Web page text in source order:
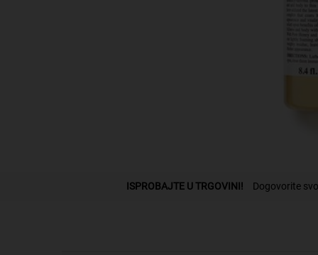
ISPROBAJTE U TRGOVINI! Dogovorite